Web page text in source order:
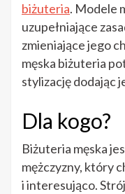
biżuteria. Modele
uzupełniające
zmieniające jego
męska biżuteria
stylizację dodając
Dla kogo?
Biżuteria męska
mężczyzny, który
i interesująco.